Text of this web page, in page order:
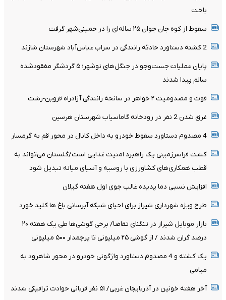
باخت
سقوط از کوه جان جوان ۲۵ ساله‌ای را در خمینی‌شهر گرفت
2 کشته دستاورد حادثه رانندگی در سراب عباس‌آباد شهرستان شازند
پایان عملیات جست‌وجو در جنگل‌های نوشهر؛ ۵ گردشگر مفقودشده
سالم پیدا شدند
فوت و مصدومیت ۲ خواهر در سانحه رانندگی آزادراه قزوین-رشت
غرق شدن 2 نفر در رودخانه گاماسیاب شهرستان هرسین
4 مصدوم دستاورد سقوط خودرو به داخل کانال در محور قم به گرمسار
کشت فراسرزمینی یک راهبرد امنیت غذایی است/گلستان می‌تواند به
قطب همکاری‌های کشاورزی با روسیه و آسیای میانه تبدیل شود
افزایش نسبی دما پدیده غالب جوی اول هفته گیلان
طرح ویژه شهرداری شیراز برای احیای شبکه آبرسانی باغ ها کلید خورد
بازار موبایل شیراز در تنگنای تقاضا/ برخی گوشی‌ها طی یک هفته ۲۰
درصد گران شدند / از گوشی ۲۵ میلیونی تا پرچمدار ۵۰۰ میلیونی
یک کشته و 4 مصدوم دستاورد واژگونی خودرو در محور شاهرود به
میامی
آخر هفته خونین در آذربایجان غربی/ ۵۱ نفر قربانی حوادث ترافیکی شدند